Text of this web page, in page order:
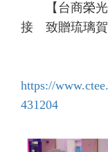
【台商榮
接 致贈琉璃賀
https://
431204